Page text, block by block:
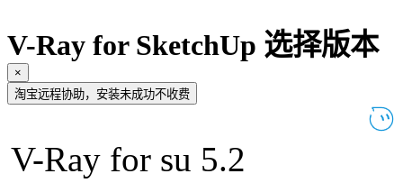
V-Ray for SketchUp 选择版本
×
淘宝远程协助，安装未成功不收费
V-Ray for su 5.2